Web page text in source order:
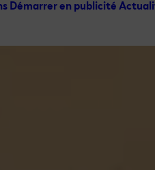
Démarrer en publicité